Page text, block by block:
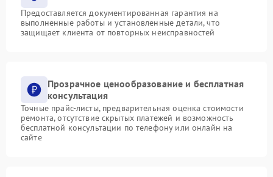
Предоставляется документированная гарантия на
выполненные работы и установленные детали, что
защищает клиента от повторных неисправностей
Прозрачное ценообразование и бесплатная
консультация
Точные прайс-листы, предварительная оценка стоимости
ремонта, отсутствие скрытых платежей и возможность
бесплатной консультации по телефону или онлайн на
сайте